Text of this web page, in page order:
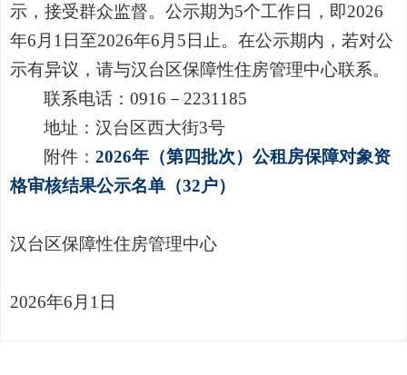
示，接受群众监督。公示期为5个工作日 ，即2026
年6 月 1 日至2026年6 月 5 日止。在公示期内，若对公
示有异议，请与汉台区保障性住房管理中心联系。
联系电话：0916 － 2231185
地址：汉台区西大街3号
附件 ：2026年（第四批次）公租房保障对象资
格审核结果公示名单（32户）
汉台区保障性住房管理中心
2026年6 月 1 日